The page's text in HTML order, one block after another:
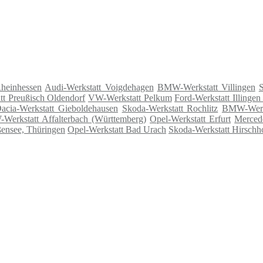
Audi-Werkstatt Voigdehagen BMW-Werkstatt Villingen
Preußisch Oldendorf VW-Werkstatt Pelkum Ford-Werkstatt
Werkstatt Gieboldehausen Skoda-Werkstatt Rochlitz BMW-
Werkstatt Affalterbach (Württemberg) Opel-Werkstatt Erfurt
Thüringen Opel-Werkstatt Bad Urach Skoda-Werkstatt